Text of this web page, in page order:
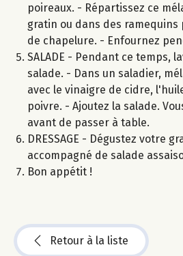
poireaux. - Répartissez ce
gratin ou dans des
de chapelure. - Enfournez
SALADE - Pendant ce temps,
salade. - Dans un saladier,
avec le vinaigre de cidre,
poivre. - Ajoutez la salade.
avant de passer à table.
DRESSAGE - Dégustez votre
accompagné de salade
Bon appétit !
Retour à la liste